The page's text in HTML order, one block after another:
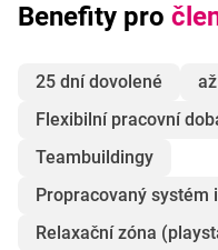
Benefity pro
25 dní dovolené
Flexibilní pracovní
Teambuildingy
Propracovaný
Relaxační zóna